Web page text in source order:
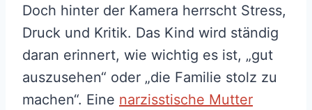
Doch hinter der Kamera herrscht Stress,
Druck und Kritik. Das Kind wird ständig
daran erinnert, wie wichtig es ist, „gut
auszusehen“ oder „die Familie stolz zu
machen“. Eine narzisstische Mutter